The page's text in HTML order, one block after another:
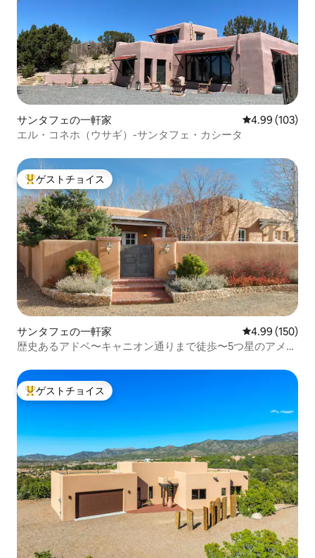
サンタフェの一軒家 レビュー103
4.99 (103)
エル・コネホ（ウサギ）-サンタフェ・カシータ
大好評のゲストチョイスです。
ゲストチョイス
サンタフェの一軒家 レビュー150
4.99 (150)
歴史あるアドベ〜キャニオン通りまで徒歩〜5つ星のアメニ
大好評のゲストチョイスです。
ゲストチョイス